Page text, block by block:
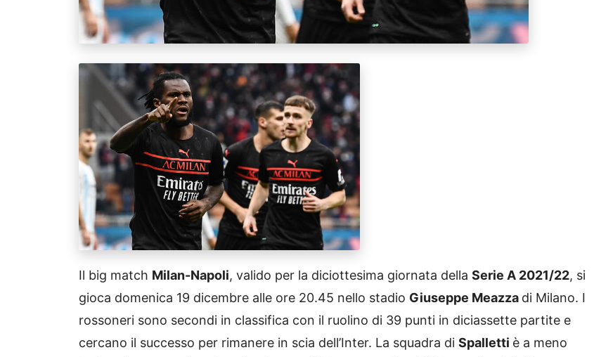
Il big match Milan-Napoli, valido per la diciottesima giornata della Serie A 2021/22, si
gioca domenica 19 dicembre alle ore 20.45 nello stadio Giuseppe Meazza di Milano. I
rossoneri sono secondi in classifica con il ruolino di 39 punti in diciassette partite e
cercano il successo per rimanere in scia dell’Inter. La squadra di Spalletti è a meno